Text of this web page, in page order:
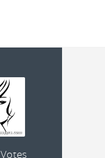
Votes